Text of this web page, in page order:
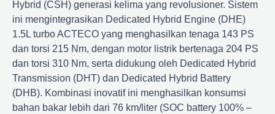
Hybrid (CSH) generasi kelima yang revolusioner. Sistem
ini mengintegrasikan Dedicated Hybrid Engine (DHE)
1.5L turbo ACTECO yang menghasilkan tenaga 143 PS
dan torsi 215 Nm, dengan motor listrik bertenaga 204 PS
dan torsi 310 Nm, serta didukung oleh Dedicated Hybrid
Transmission (DHT) dan Dedicated Hybrid Battery
(DHB). Kombinasi inovatif ini menghasilkan konsumsi
bahan bakar lebih dari 76 km/liter (SOC battery 100% –